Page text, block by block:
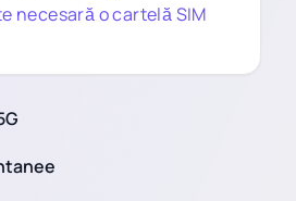
necesară o cartelă SIM